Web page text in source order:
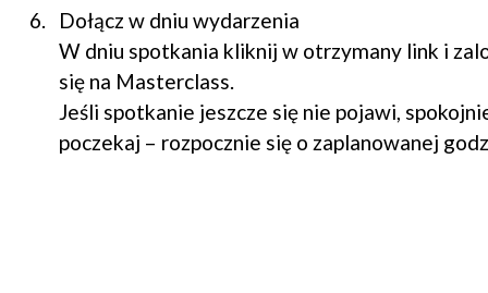
Dołącz w dniu wydarzenia
W dniu spotkania kliknij w otrzymany link i
się na Masterclass.
Jeśli spotkanie jeszcze się nie pojawi,
poczekaj – rozpocznie się o zaplanowanej